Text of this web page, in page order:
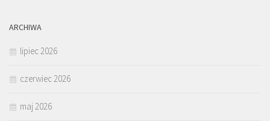
ARCHIWA
lipiec 2026
czerwiec 2026
maj 2026